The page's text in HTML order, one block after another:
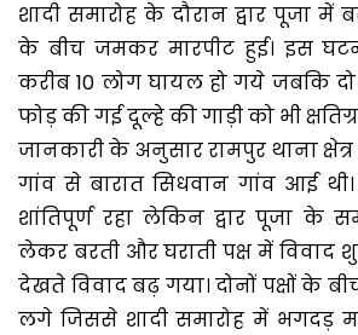
शादी समारोह के दौरान द्वार पूजा में
के बीच जमकर मारपीट हुई। इस
करीब 10 लोग घायल हो गये जबकि दो
फोड़ की गई दूल्हे की गाड़ी को भी
जानकारी के अनुसार रामपुर थाना
गांव से बारात सिधवान गांव आई
शांतिपूर्ण रहा लेकिन द्वार पूजा के
लेकर बरती और घराती पक्ष में विवाद
देखते विवाद बढ़ गया। दोनों पक्षों के
लगे जिससे शादी समारोह में भगदड़